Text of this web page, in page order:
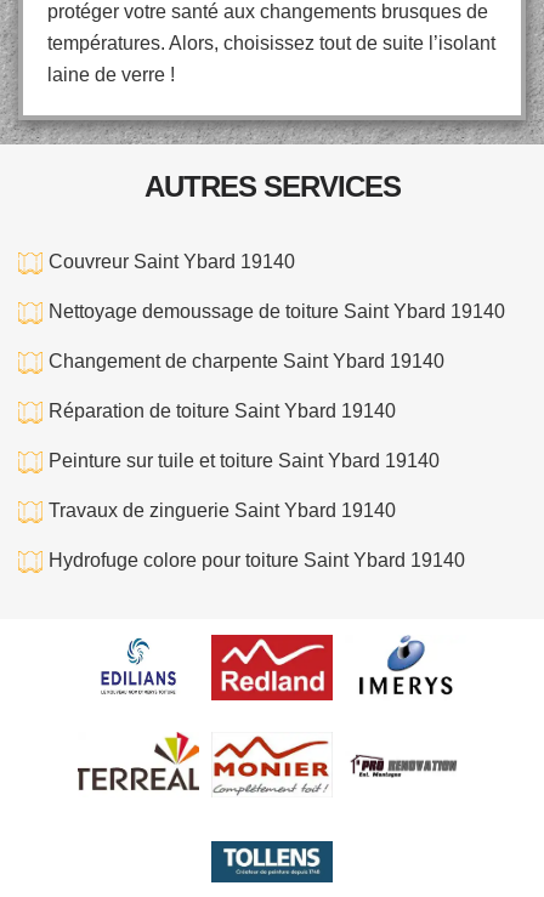
protéger votre santé aux changements brusques de
températures. Alors, choisissez tout de suite l’isolant
laine de verre !
AUTRES SERVICES
Couvreur Saint Ybard 19140
Nettoyage demoussage de toiture Saint Ybard 19140
Changement de charpente Saint Ybard 19140
Réparation de toiture Saint Ybard 19140
Peinture sur tuile et toiture Saint Ybard 19140
Travaux de zinguerie Saint Ybard 19140
Hydrofuge colore pour toiture Saint Ybard 19140